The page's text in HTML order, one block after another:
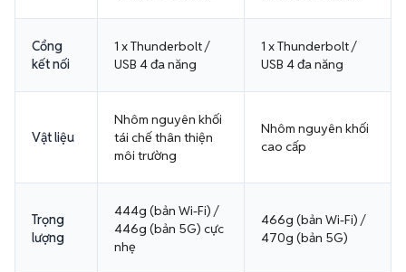
Cổng
kết nối
1 x Thunderbolt /
USB 4 đa năng
1 x Thunderbolt /
USB 4 đa năng
Vật liệu
Nhôm nguyên khối
tái chế thân thiện
môi trường
Nhôm nguyên khối
cao cấp
Trọng
lượng
444g (bản Wi-Fi) /
446g (bản 5G) cực
nhẹ
466g (bản Wi-Fi) /
470g (bản 5G)